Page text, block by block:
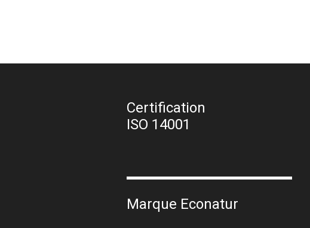
Certification
ISO 14001
Marque Econatur